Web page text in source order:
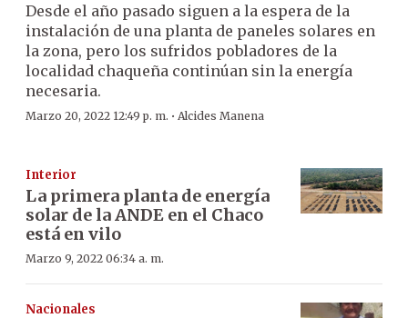
Desde el año pasado siguen a la espera de la
instalación de una planta de paneles solares en
la zona, pero los sufridos pobladores de la
localidad chaqueña continúan sin la energía
necesaria.
Marzo 20, 2022 12:49 p. m. · Alcides Manena
Interior
La primera planta de energía
solar de la ANDE en el Chaco
está en vilo
Marzo 9, 2022 06:34 a. m.
Nacionales